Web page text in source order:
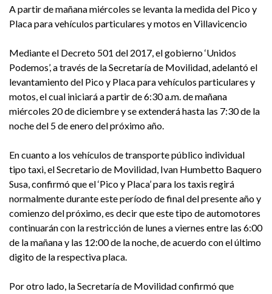
A partir de mañana miércoles se levanta la medida del Pico y
Placa para vehículos particulares y motos en Villavicencio
Mediante el Decreto 501 del 2017, el gobierno ‘Unidos
Podemos’, a través de la Secretaría de Movilidad, adelantó el
levantamiento del Pico y Placa para vehículos particulares y
motos, el cual iniciará a partir de 6:30 a.m. de mañana
miércoles 20 de diciembre y se extenderá hasta las 7:30 de la
noche del 5 de enero del próximo año.
En cuanto a los vehículos de transporte público individual
tipo taxi, el Secretario de Movilidad, Ivan Humbetto Baquero
Susa, confirmó que el ‘Pico y Placa’ para los taxis regirá
normalmente durante este período de final del presente año y
comienzo del próximo, es decir que este tipo de automotores
continuarán con la restricción de lunes a viernes entre las 6:00
de la mañana y las 12:00 de la noche, de acuerdo con el último
digito de la respectiva placa.
Por otro lado, la Secretaría de Movilidad confirmó que